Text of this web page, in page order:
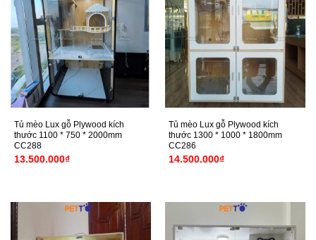
Tủ mèo Lux gỗ Plywood kích
thước 1100 * 750 * 2000mm
CC288
13.500.000₫
Tủ mèo Lux gỗ Plywood kích
thước 1300 * 1000 * 1800mm
CC286
14.500.000₫